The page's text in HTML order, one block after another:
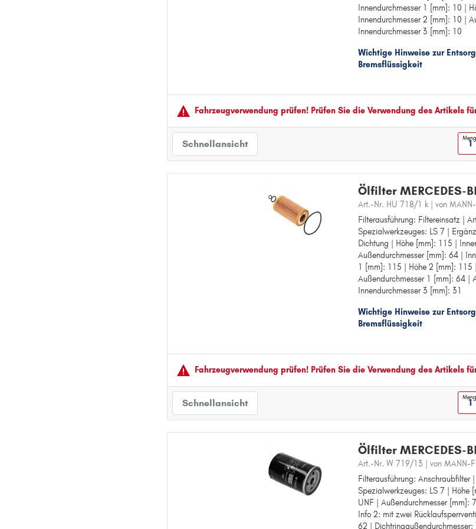
SKODA
SMART
SUBARU
SUZUKI
SLK
SPRINTER
SPRINTER 2-t
SPRINTER 3-t
STUFENHECK
VANEO
VARIO
Innendurchmesser 1 [mm]: 10 |
Innendurchmesser 2 [mm]: 10 |
Innendurchmesser 3 [mm]: 10
Wichtige Hinweise zur
Bremsflüssigkeit
Innendurchmesser [mm]: 10
Außendurchmesser [mm]: 57
Außendurchmesser 1 [mm]: 57
Höhe 1 [mm]: 89
Höhe 2 [mm]: 89
Fahrzeugver­wendung prüfen! Prüfen Sie die Verwendung des Artikels
Schnellansicht
Ölfilter MERCEDES-
Art.-Nr. HU 718/1 k
| von
Filterausführung: Filtereinsatz |
Spezialwerkzeuges: LS 7 |
Dichtung | Höhe [mm]: 115 |
Außendurchmesser [mm]: 64 |
1 [mm]: 115 | Höhe 2 [mm]: 115
Außendurchmesser 1 [mm]: 64 |
Innendurchmesser 3 [mm]: 31
Wichtige Hinweise zur
Bremsflüssigkeit
Filterausführung: Filtereinsatz
Artikelnummer des empfohlenen
Ergänzungsartikel/Ergänzende
Höhe [mm]: 115
Innendurchmesser [mm]: 31
Außendurchmesser [mm]: 64
Innendurchmesser 1 [mm]: 31
Höhe 2 [mm]: 115
Innendurchmesser 2 [mm]: 31
Fahrzeugver­wendung prüfen! Prüfen Sie die Verwendung des Artikels
Schnellansicht
Ölfilter MERCEDES-
Art.-Nr. W 719/13
| von MANN-
Filterausführung: Anschraubfilter
Spezialwerkzeuges: LS 7 |
UNF | Außendurchmesser [mm]:
Info 2: mit zwei
62 |
Filterausführung: Anschraubfilter
Artikelnummer des empfohlenen
Höhe [mm]: 123
Gewindemaß: 3/4-16 UNF
Außendurchmesser [mm]: 76